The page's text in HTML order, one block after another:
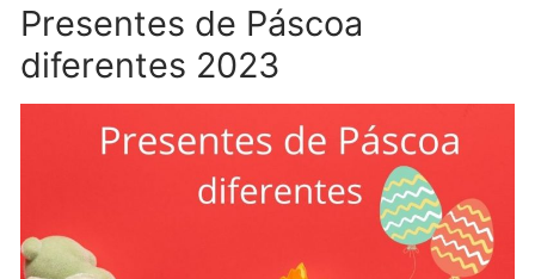
Presentes de Páscoa
diferentes 2023